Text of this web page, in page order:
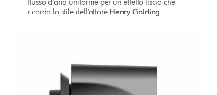
flusso d’aria uniforme per un effetto liscio che
ricorda lo stile dell'attore Henry Golding.